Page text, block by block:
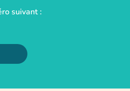
suivant :